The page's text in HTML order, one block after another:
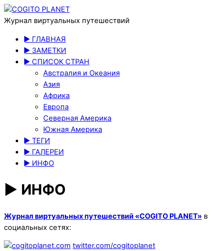
Журнал виртуальных путешествий
► ГЛАВНАЯ
► ЗАМЕТКИ
► СПИСОК СТРАН
Австралия и Океания
Азия
Африка
Европа
Северная Америка
Южная Америка
► ТЕГИ
► ГАЛЕРЕИ
► ИНФО
► ИНФО
Журнал виртуальных путешествий «COGITO PLANET» в
социальных сетях:
twitter.com/cogitoplanet